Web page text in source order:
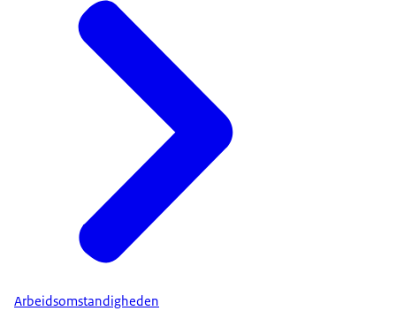
Arbeidsomstandigheden